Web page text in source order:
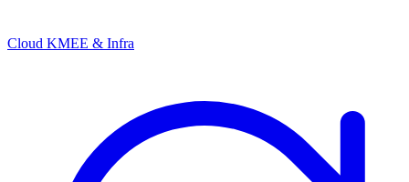
Cloud KMEE & Infra